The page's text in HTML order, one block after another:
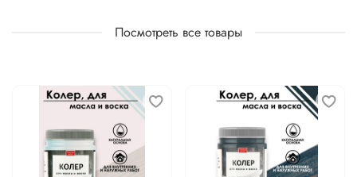
Посмотреть все товары